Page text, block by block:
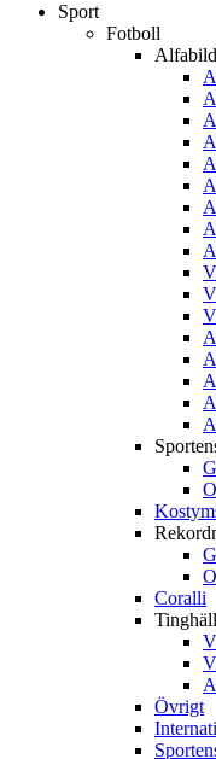
Sport
Fotboll
Coralli
Övrigt